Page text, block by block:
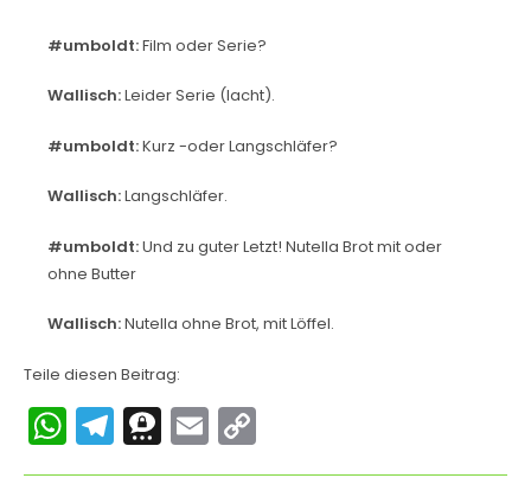
#umboldt:Film oder Serie?
Wallisch:Leider Serie (lacht).
#umboldt:Kurz -oder Langschläfer?
Wallisch:Langschläfer.
#umboldt:Und zu guter Letzt! Nutella Brot mit oder
ohne Butter
Wallisch:Nutella ohne Brot, mit Löffel.
Teile diesen Beitrag:
W
h
T
el
T
hr
E
mo